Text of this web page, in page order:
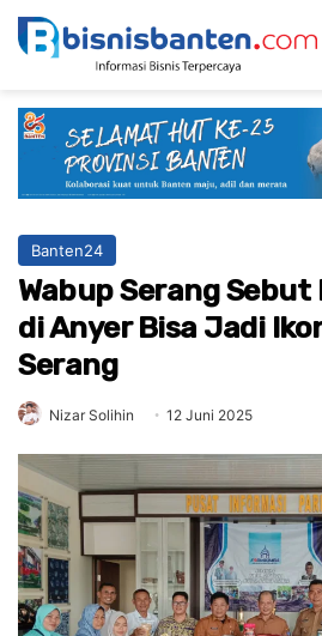
Banten24
Wabup Serang Sebut
di Anyer Bisa Jadi
Serang
Nizar Solihin 12 Juni 2025